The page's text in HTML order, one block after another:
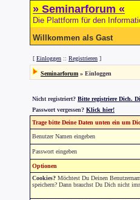
» Seminarforum «
Die Plattform für den
Willkommen als Gast
[ Einloggen :: Registrieren ]
Seminarforum » Einloggen
Nicht registriert? Bitte registriere Dich.
Passwort vergessen? Klick hier!
Trage bitte Deine Daten unten ein um
Benutzer Namen eingeben
Passwort eingeben
Optionen
Cookies? Möchtest Du Deinen
speichern? Dann brauchst Du Dich nicht